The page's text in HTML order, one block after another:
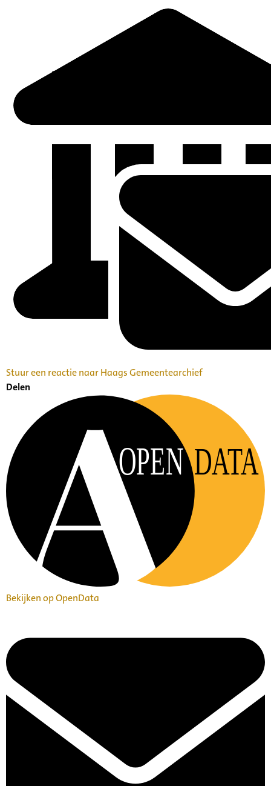
Stuur een reactie naar Haags Gemeentearchief
Delen
OPEN DATA
Bekijken op OpenData